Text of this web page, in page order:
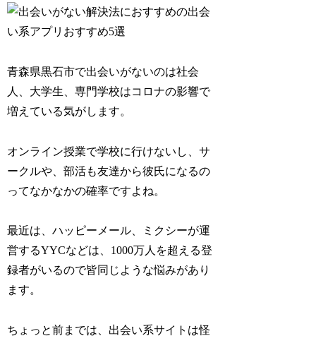
青森県黒石市で出会いがないのは社会
人、大学生、専門学校はコロナの影響で
増えている気がします。
オンライン授業で学校に行けないし、サ
ークルや、部活も友達から彼氏になるの
ってなかなかの確率ですよね。
最近は、ハッピーメール、ミクシーが運
営するYYCなどは、1000万人を超える登
録者がいるので皆同じような悩みがあり
ます。
ちょっと前までは、出会い系サイトは怪